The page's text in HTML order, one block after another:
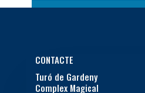
CONTACTE
Turó de Gardeny
Complex Magical